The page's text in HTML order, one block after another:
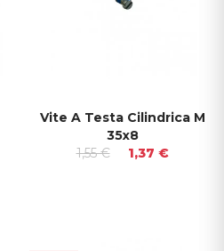
Vite A Testa Cilindrica M
35x8
1,55 €
1,37 €